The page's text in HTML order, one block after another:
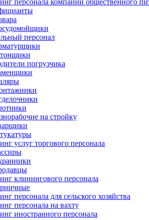
персонала компаний общественного
персонал
погрузчика
на стройку
услуг торгового персонала
клинингового персонала
персонала для сельского хозяйства
персонала на вахту
иностранного персонала